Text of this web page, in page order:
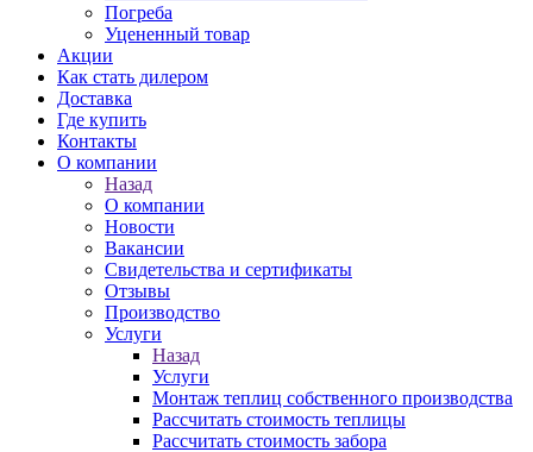
Погреба
Уцененный товар
Акции
Как стать дилером
Доставка
Где купить
Контакты
О компании
Назад
О компании
Новости
Вакансии
Свидетельства и сертификаты
Отзывы
Производство
Услуги
Назад
Услуги
Монтаж теплиц собственного производства
Рассчитать стоимость теплицы
Рассчитать стоимость забора